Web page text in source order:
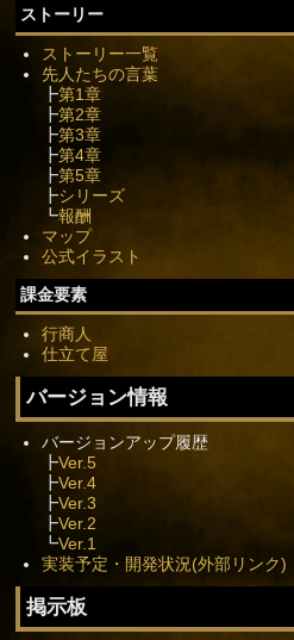
ストーリー
ストーリー一覧
先人たちの言葉
┣第1章
┣第2章
┣第3章
┣第4章
┣第5章
┣シリーズ
┗報酬
マップ
公式イラスト
課金要素
行商人
仕立て屋
バージョン情報
バージョンアップ履歴
┣Ver.5
┣Ver.4
┣Ver.3
┣Ver.2
┗Ver.1
実装予定・開発状況(外部リンク)
掲示板